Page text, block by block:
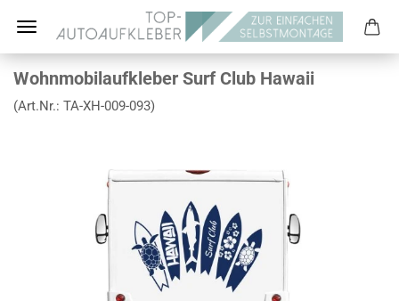
Wohnmobilaufkleber Surf Club Hawaii
(Art.Nr.: TA-XH-009-093)